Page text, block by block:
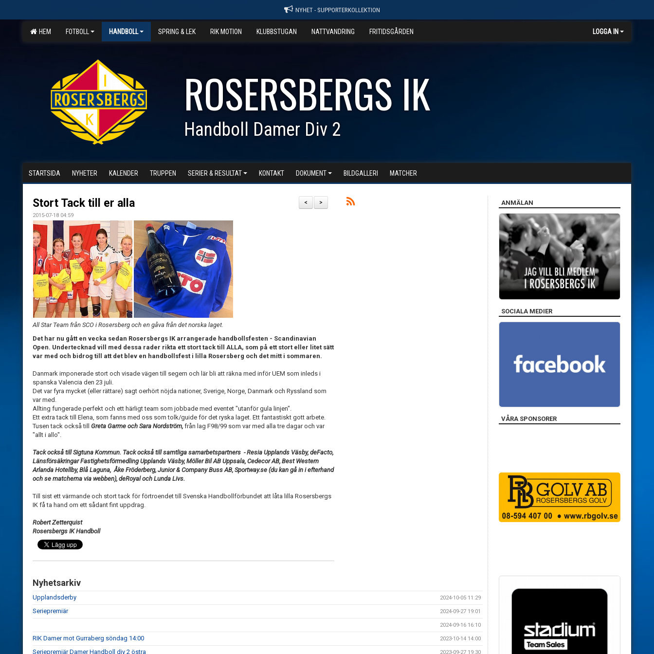
NYHET - SUPPORTERKOLLEKTION
HEM FOTBOLL HANDBOLL SPRING & LEK RIK MOTION KLUBBSTUGAN NATTVANDRING FRITIDSGÅRDEN LOGGA IN
ROSERSBERGS IK
Handboll Damer Div 2
STARTSIDA NYHETER KALENDER TRUPPEN SERIER & RESULTAT KONTAKT DOKUMENT BILDGALLERI MATCHER
>
<
Stort Tack till er alla
2015-07-18 04:59
All Star Team från SCO i Rosersberg och en gåva från det norska laget.
Det har nu gått en vecka sedan Rosersbergs IK arrangerade handbollsfesten - Scandinavian
Open. Undertecknad vill med dessa rader rikta ett stort tack till ALLA, som på ett stort eller litet sätt
var med och bidrog till att det blev en handbollsfest i lilla Rosersberg och det mitt i sommaren.
Danmark imponerade stort och visade vägen till segern och lär bli att räkna med inför UEM som inleds i
spanska Valencia den 23 juli.
Det var fyra mycket (eller rättare) sagt oerhört nöjda nationer, Sverige, Norge, Danmark och Ryssland som
var med.
Allting fungerade perfekt och ett härligt team som jobbade med eventet "utanför gula linjen".
Ett extra tack till Elena, som fanns med oss som tolk/guide för det ryska laget. Ett fantastiskt gott arbete.
Tusen tack också till Greta Garme och Sara Nordström, från lag F98/99 som var med alla tre dagar och var
"allt i allo".
Tack också till Sigtuna Kommun. Tack också till samtliga samarbetspartners - Resia Upplands Väsby, deFacto,
Länsförsäkringar Fastighetsförmedling Upplands Väsby, Möller Bil AB Uppsala, Cedecor AB, Best Western
Arlanda Hotellby, Blå Laguna, Åke Fröderberg, Junior & Company Buss AB, Sportway.se (du kan gå in i efterhand
och se matcherna via webben), deRoyal och Lunda Livs.
Till sist ett värmande och stort tack för förtroendet till Svenska Handbollförbundet att låta lilla Rosersbergs
IK få ta hand om ett sådant fint uppdrag.
Robert Zetterquist
Rosersbergs IK Handboll
Nyhetsarkiv
Upplandsderby 2024-10-05 11:29
Seriepremiär 2024-09-27 19:01
2024-09-16 16:10
RIK Damer mot Gurraberg söndag 14:00 2023-10-14 14:00
Seriepremiär Damer Handboll div 2 östra 2023-09-27 19:30
ANMÄLAN
SOCIALA MEDIER
VÅRA SPONSORER